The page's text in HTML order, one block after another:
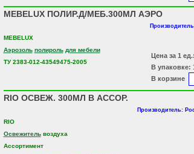
MEBELUX ПОЛИР.Д/МЕБ.300МЛ АЭРО
MEBELUX
Аэрозоль полироль для мебели
ТУ 2383-012-43549475-2005
Цена за 1 ед.:
В упаковке:
В корзине
RIO ОСВЕЖ. 300МЛ В АССОР.
Производитель:
RIO
Освежительвоздуха
Ассортимент